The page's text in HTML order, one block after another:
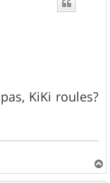
KiKi roules?
a